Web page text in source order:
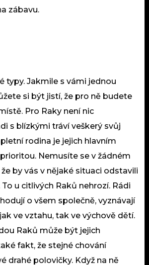
zábavu.
typy. Jakmile s vámi jednou
si být jistí, že pro ně budete
Pro Raky není nic
s blízkými tráví veškerý svůj
rodina je jejich hlavním
Nemusíte se v žádném
by vás v nějaké situaci odstavili
u citlivých Raků nehrozí. Rádi
o všem společně, vyznávají
ve vztahu, tak ve výchově dětí.
Raků může být jejich
fakt, že stejné chování
drahé polovičky. Když na ně